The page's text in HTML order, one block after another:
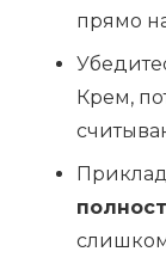
прямо
Крем,